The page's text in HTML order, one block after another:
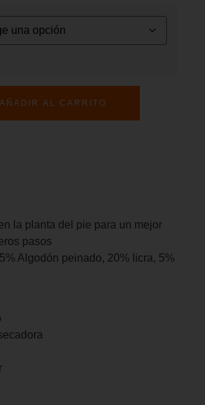
AÑADIR AL CARRITO
la planta del pie para un mejor
pasos
Algodón peinado, 20% licra, 5%